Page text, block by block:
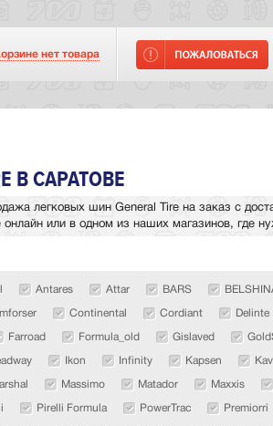
нет товара
В САРАТОВЕ
легковых шин General Tire на заказ с
или в одном из наших магазинов, где
Antares Attar BARS
Continental Cordiant Delinte
Farroad Formula_old Gislaved
Ikon Infinity Kapsen
Massimo Matador Maxxis
Pirelli Formula PowerTrac Premiorri